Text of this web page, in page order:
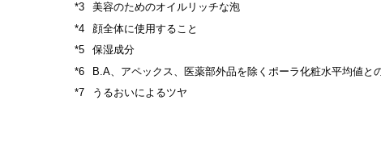
美容のためのオイルリッチな泡
顔全体に使用すること
保湿成分
B.A、アペックス、医薬部外品を除くポーラ化粧水平均値と
うるおいによるツヤ